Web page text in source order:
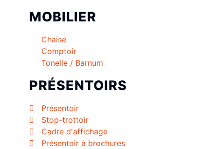
MOBILIER
Chaise
Comptoir
Tonelle / Barnum
PRÉSENTOIRS
Présentoir
Stop-trottoir
Cadre d'affichage
Présentoir à brochures